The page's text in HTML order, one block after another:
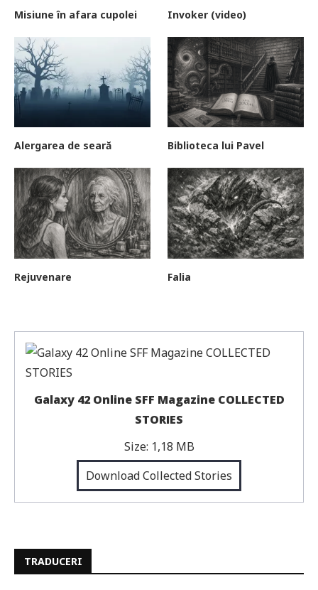
Misiune în afara cupolei Invoker (video)
Alergarea de seară Biblioteca lui Pavel
Rejuvenare Falia
Galaxy 42 Online SFF Magazine COLLECTED
STORIES
Size: 1,18 MB
Download Collected Stories
TRADUCERI